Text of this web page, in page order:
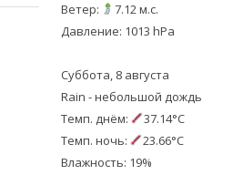
Ветер:
7.12 м.с.
Давление: 1013 hPa
Суббота, 8 августа
Rain - небольшой дождь
Темп. днём:
37.14°C
Темп. ночь:
23.66°C
Влажность: 19%